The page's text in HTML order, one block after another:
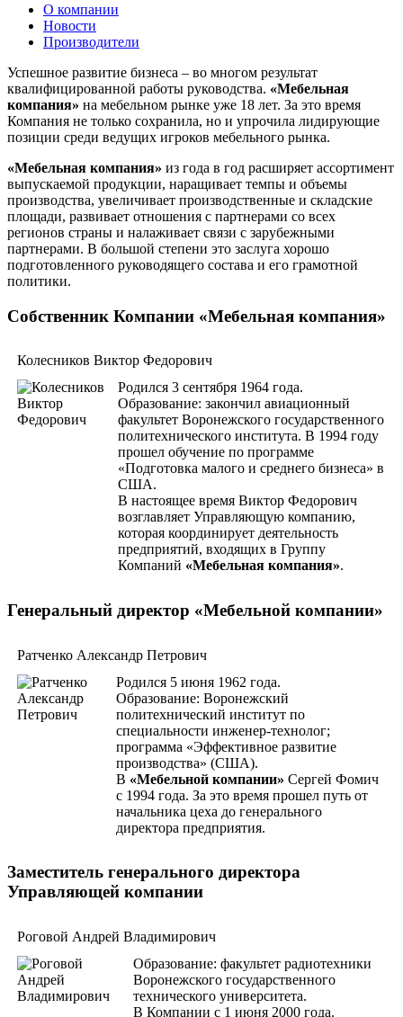
О компании
Новости
Производители
Успешное развитие бизнеса – во многом результат
квалифицированной работы руководства. «Мебельная
компания» на мебельном рынке уже 18 лет. За это время
Компания не только сохранила, но и упрочила лидирующие
позиции среди ведущих игроков мебельного рынка.
«Мебельная компания» из года в год расширяет ассортимент
выпускаемой продукции, наращивает темпы и объемы
производства, увеличивает производственные и складские
площади, развивает отношения с партнерами со всех
регионов страны и налаживает связи с зарубежными
партнерами. В большой степени это заслуга хорошо
подготовленного руководящего состава и его грамотной
политики.
Собственник Компании «Мебельная компания»
Колесников Виктор Федорович
Родился 3 сентября 1964 года.
Образование: закончил авиационный
факультет Воронежского государственного
политехнического института. В 1994 году
прошел обучение по программе
«Подготовка малого и среднего бизнеса» в
США.
В настоящее время Виктор Федорович
возглавляет Управляющую компанию,
которая координирует деятельность
предприятий, входящих в Группу
Компаний «Мебельная компания».
Генеральный директор «Мебельной компании»
Ратченко Александр Петрович
Родился 5 июня 1962 года.
Образование: Воронежский
политехнический институт по
специальности инженер-технолог;
программа «Эффективное развитие
производства» (США).
В «Мебельной компании» Сергей Фомич
с 1994 года. За это время прошел путь от
начальника цеха до генерального
директора предприятия.
Заместитель генерального директора
Управляющей компании
Роговой Андрей Владимирович
Образование: факультет радиотехники
Воронежского государственного
технического университета.
В Компании с 1 июня 2000 года.